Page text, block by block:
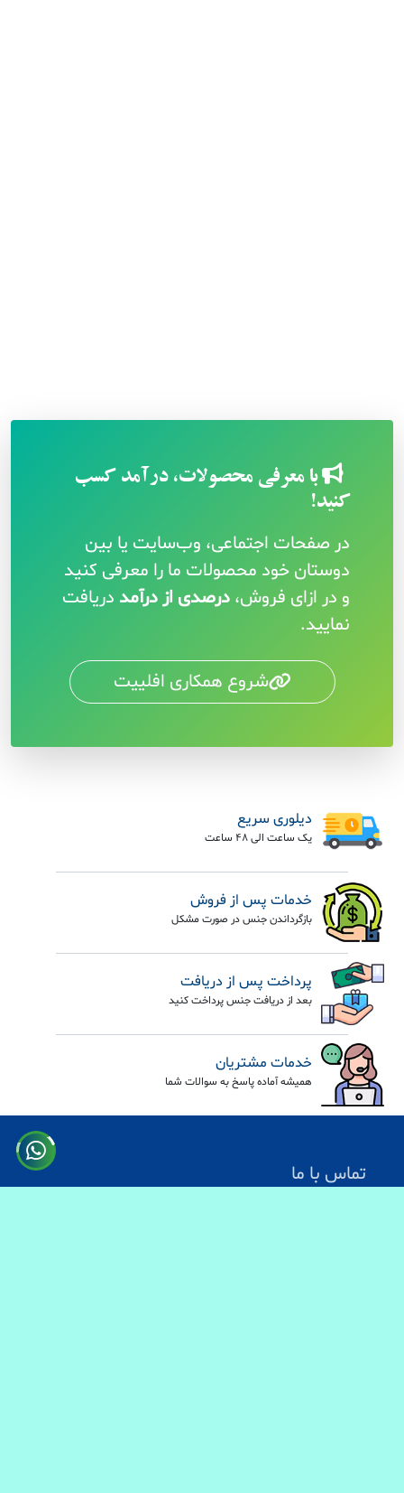
با معرفی محصولات، درآمد کسب
کنید!
در صفحات اجتماعی، وب‌سایت یا بین
دوستان خود محصولات ما را معرفی کنید
و در ازای فروش، درصدی از درآمد دریافت
نمایید.
شروع همکاری افلییت
دیلوری سریع
یک ساعت الی 48 ساعت
خدمات پس از فروش
بازگرداندن جنس در صورت مشکل
پرداخت پس از دریافت
بعد از دریافت جنس پرداخت کنید
خدمات مشتریان
همیشه آماده پاسخ به سوالات شما
تماس با ما